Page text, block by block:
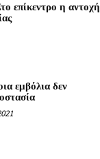
επίκεντρο η αντοχή
εμβόλια δεν